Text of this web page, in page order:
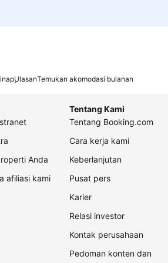
UlasanTemukan akomodasi bulanan
Anda
afiliasi kami
Tentang Kami
Tentang Booking.com
Cara kerja kami
Keberlanjutan
Pusat pers
Karier
Relasi investor
Kontak perusahaan
Pedoman konten dan